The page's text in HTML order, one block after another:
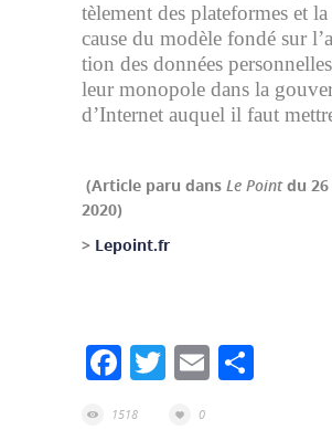
tè­le­ment des plateformes et la
cause du mo­dèle fondé sur
tion des données
leur mo­no­pole dans la
d’In­ter­net auquel il faut
(Article paru dans Le Pointdu 26
2020)
> Lepoint.fr
Facebook
TwitterEmail
1518
0